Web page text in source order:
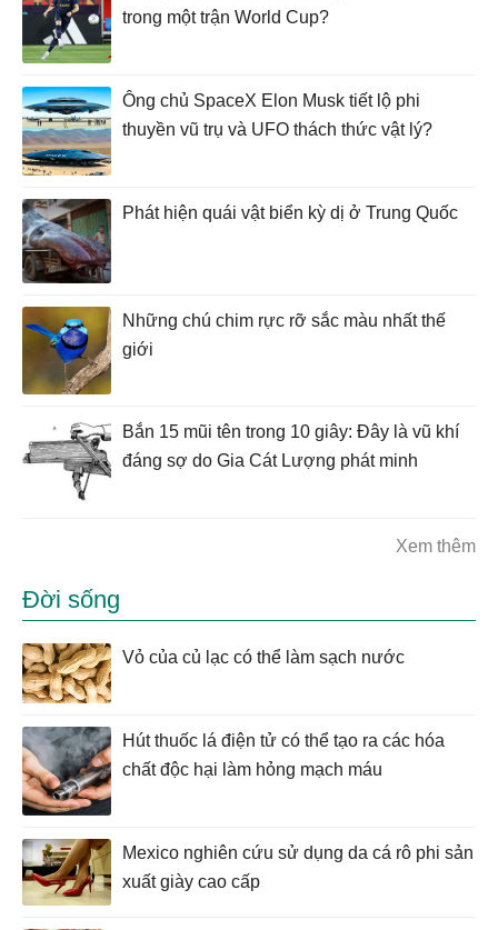
trong một trận World Cup?
Ông chủ SpaceX Elon Musk tiết lộ phi
thuyền vũ trụ và UFO thách thức vật lý?
Phát hiện quái vật biển kỳ dị ở Trung Quốc
Những chú chim rực rỡ sắc màu nhất thế
giới
Bắn 15 mũi tên trong 10 giây: Đây là vũ khí
đáng sợ do Gia Cát Lượng phát minh
Xem thêm
Đời sống
Vỏ của củ lạc có thể làm sạch nước
Hút thuốc lá điện tử có thể tạo ra các hóa
chất độc hại làm hỏng mạch máu
Mexico nghiên cứu sử dụng da cá rô phi sản
xuất giày cao cấp